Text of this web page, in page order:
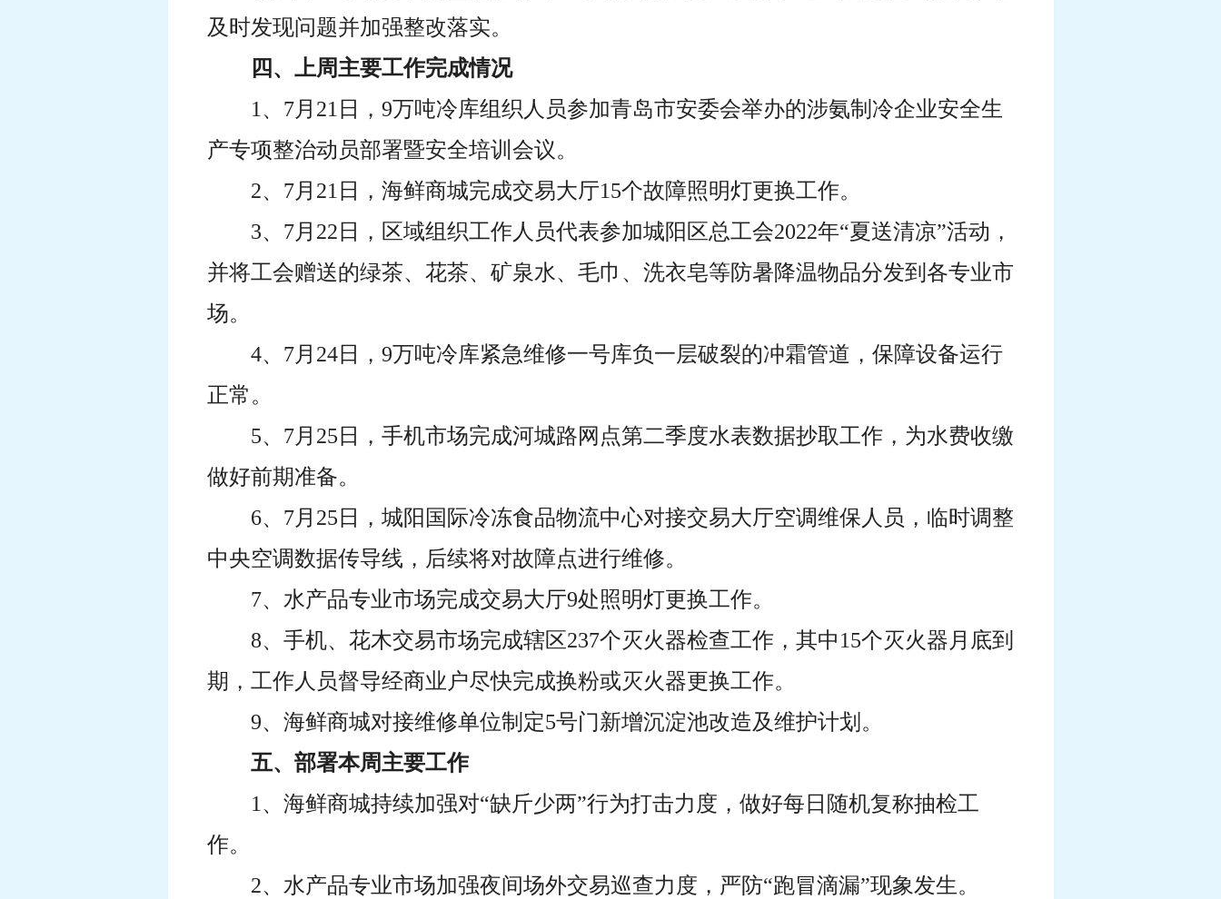
及时发现问题并加强整改落实。
四、上周主要工作完成情况
1、7月21日，9万吨冷库组织人员参加青岛市安委会举办的涉氨制冷企业安全生
产专项整治动员部署暨安全培训会议。
2、7月21日，海鲜商城完成交易大厅15个故障照明灯更换工作。
3、7月22日，区域组织工作人员代表参加城阳区总工会2022年“夏送清凉”活动，
并将工会赠送的绿茶、花茶、矿泉水、毛巾、洗衣皂等防暑降温物品分发到各专业市
场。
4、7月24日，9万吨冷库紧急维修一号库负一层破裂的冲霜管道，保障设备运行
正常。
5、7月25日，手机市场完成河城路网点第二季度水表数据抄取工作，为水费收缴
做好前期准备。
6、7月25日，城阳国际冷冻食品物流中心对接交易大厅空调维保人员，临时调整
中央空调数据传导线，后续将对故障点进行维修。
7、水产品专业市场完成交易大厅9处照明灯更换工作。
8、手机、花木交易市场完成辖区237个灭火器检查工作，其中15个灭火器月底到
期，工作人员督导经商业户尽快完成换粉或灭火器更换工作。
9、海鲜商城对接维修单位制定5号门新增沉淀池改造及维护计划。
五、部署本周主要工作
1、海鲜商城持续加强对“缺斤少两”行为打击力度，做好每日随机复称抽检工
作。
2、水产品专业市场加强夜间场外交易巡查力度，严防“跑冒滴漏”现象发生。